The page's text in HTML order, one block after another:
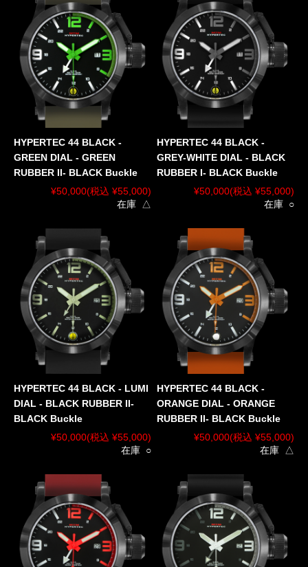
HYPERTEC 44 BLACK -
GREEN DIAL - GREEN
RUBBER II- BLACK Buckle
¥50,000(税込 ¥55,000)
在庫 △
HYPERTEC 44 BLACK -
GREY-WHITE DIAL - BLACK
RUBBER I- BLACK Buckle
¥50,000(税込 ¥55,000)
在庫 ○
HYPERTEC 44 BLACK - LUMI
DIAL - BLACK RUBBER II-
BLACK Buckle
¥50,000(税込 ¥55,000)
在庫 ○
HYPERTEC 44 BLACK -
ORANGE DIAL - ORANGE
RUBBER II- BLACK Buckle
¥50,000(税込 ¥55,000)
在庫 △